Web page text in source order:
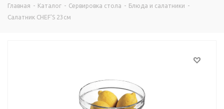
Главная - Каталог - Сервировка стола - Блюда и салатники -
Салатник CHEF'S 23см